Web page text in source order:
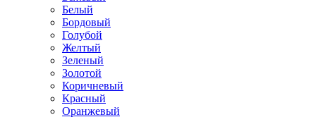
Белый
Бордовый
Голубой
Желтый
Зеленый
Золотой
Коричневый
Красный
Оранжевый